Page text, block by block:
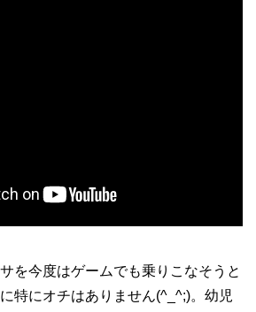
を今度はゲームでも乗りこなそうと
特にオチはありません(^_^;)。幼児